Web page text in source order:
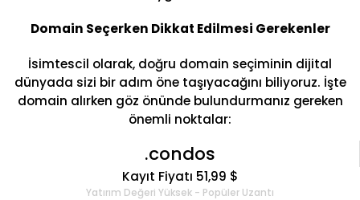
Domain Seçerken Dikkat Edilmesi Gerekenler
İsimtescil olarak, doğru domain seçiminin dijital
dünyada sizi bir adım öne taşıyacağını biliyoruz. İşte
domain alırken göz önünde bulundurmanız gereken
önemli noktalar:
.condos
Kayıt Fiyatı 51,99 $
Yatırım Değeri Yüksek - Popüler Uzantı